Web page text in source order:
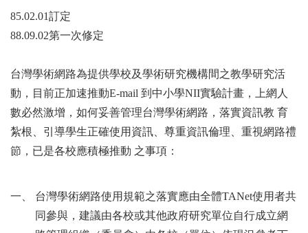
85.02.01訂定
88.09.02第一次修定
台灣學術網路為提供學校及學術研究機構間之教學研究活
動，目前正加速推動E-mail 到中小學NII實驗計畫，上網人
數必然激增，如何妥善管理台灣學術網路，落實資訊教 育
紮根、引導學生正確使用資訊、尊重資訊倫理、重視網路禮
節，已是各校應積極推動 之事項：
一、 台灣學術網路使用規範之落實應由全體TANet使用者共
同參與，建議由各校或其他政府研究單位自行成立網